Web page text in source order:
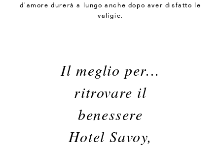
d’amore durerà a lungo anche dopo aver disfatto le
valigie.
Il meglio per...
ritrovare il
benessere
Hotel Savoy,